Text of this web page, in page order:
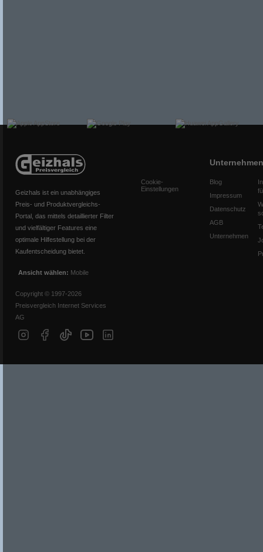
Geizhals ist ein unabhängiges
Preis- und Produktvergleichs-
Portal, das mittels detaillierter Filter
und vielfältiger Features eine
optimale Hilfestellung bei der
Kaufentscheidung bietet.
Ansicht wählen: Mobile
Copyright © 1997-2026
Preisvergleich Internet Services
AG
Cookie-
Einstellungen
Unternehmen
Blog
Impressum
Datenschutz
AGB
Unternehmen